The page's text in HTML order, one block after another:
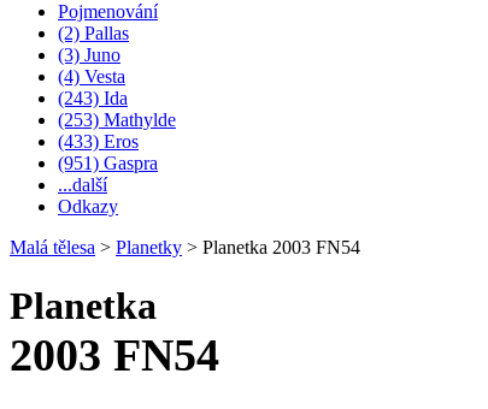
Pojmenování
(2) Pallas
(3) Juno
(4) Vesta
(243) Ida
(253) Mathylde
(433) Eros
(951) Gaspra
...další
Odkazy
Malá tělesa > Planetky > Planetka 2003 FN54
Planetka
2003 FN54